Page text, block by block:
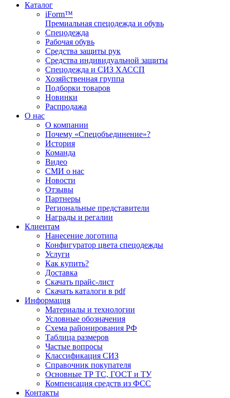
Каталог
iForm™
Премиальная спецодежда и обувь
Спецодежда
Рабочая обувь
Средства защиты рук
Средства индивидуальной защиты
Спецодежда и СИЗ ХАССП
Хозяйственная группа
Подборки товаров
Новинки
Распродажа
О нас
О компании
Почему «Спецобъединение»?
История
Команда
Видео
СМИ о нас
Новости
Отзывы
Партнеры
Региональные представители
Награды и регалии
Клиентам
Нанесение логотипа
Конфигуратор цвета спецодежды
Услуги
Как купить?
Доставка
Скачать прайс-лист
Скачать каталоги в pdf
Информация
Материалы и технологии
Условные обозначения
Схема районирования РФ
Таблица размеров
Частые вопросы
Классификация СИЗ
Справочник покупателя
Основные ТР ТС, ГОСТ и ТУ
Компенсация средств из ФСС
Контакты